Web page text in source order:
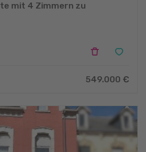
mit 4 Zimmern zu
549.000 €